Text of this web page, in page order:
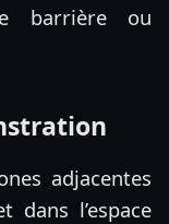
barrière ou
adjacentes
dans l’espace